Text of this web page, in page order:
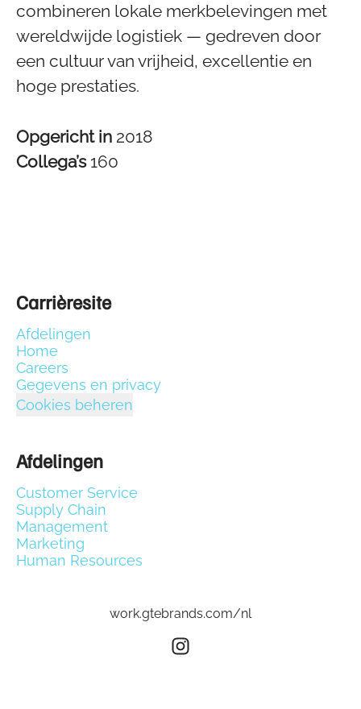
combineren lokale merkbelevingen met
wereldwijde logistiek — gedreven door
een cultuur van vrijheid, excellentie en
hoge prestaties.
Opgericht in 2018
Collega’s 160
Carrièresite
Afdelingen
Home
Careers
Gegevens en privacy
Cookies beheren
Afdelingen
Customer Service
Supply Chain
Management
Marketing
Human Resources
work.gtebrands.com/nl